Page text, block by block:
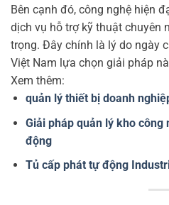
Bên cạnh đó, công nghệ hiện
dịch vụ hỗ trợ kỹ thuật chuyên
trọng. Đây chính là lý do ngày
Việt Nam lựa chọn giải pháp
Xem thêm:
quản lý thiết bị doanh
Giải pháp quản lý kho
động
Tủ cấp phát tự động